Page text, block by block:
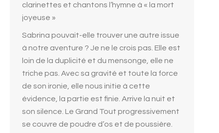
clarinettes et chantons l’hymne à « la mort
joyeuse »
Sabrina pouvait-elle trouver une autre issue
à notre aventure ? Je ne le crois pas. Elle est
loin de la duplicité et du mensonge, elle ne
triche pas. Avec sa gravité et toute la force
de son ironie, elle nous initie à cette
évidence, la partie est finie. Arrive la nuit et
son silence. Le Grand Tout progressivement
se couvre de poudre d’os et de poussière.